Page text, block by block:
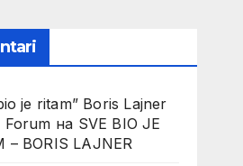
je ritam” Boris Lajner
Forum на SVE BIO JE
– BORIS LAJNER